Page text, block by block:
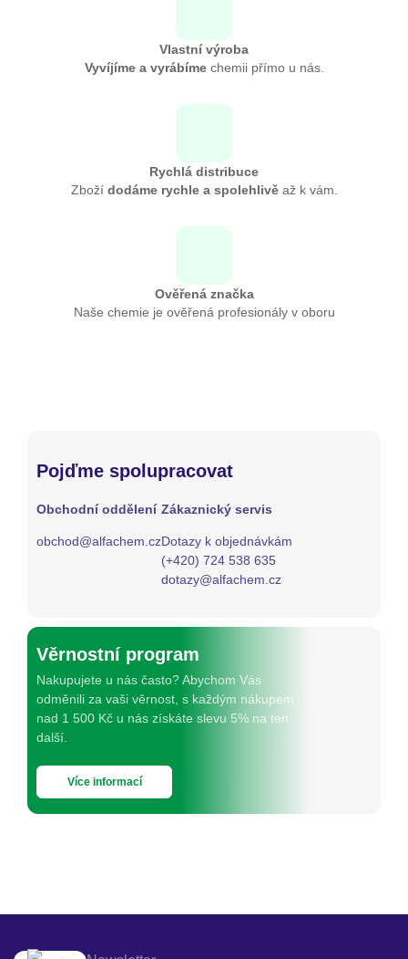
Vlastní výroba
Vyvíjíme a vyrábímechemii přímo u nás.
Rychlá distribuce
Zboží dodáme rychle a spolehlivěaž k vám.
Ověřená značka
Naše chemie je ověřená profesionály v oboru
Pojďme spolupracovat
Obchodní oddělení
obchod@alfachem.cz
Zákaznický servis
Dotazy k objednávkám
(+420) 724 538 635
dotazy@alfachem.cz
Věrnostní program
Nakupujete u nás často? Abychom Vás
odměnili za vaši věrnost, s každým nákupem
nad 1 500 Kč u nás získáte slevu 5% na ten
další.
Více informací